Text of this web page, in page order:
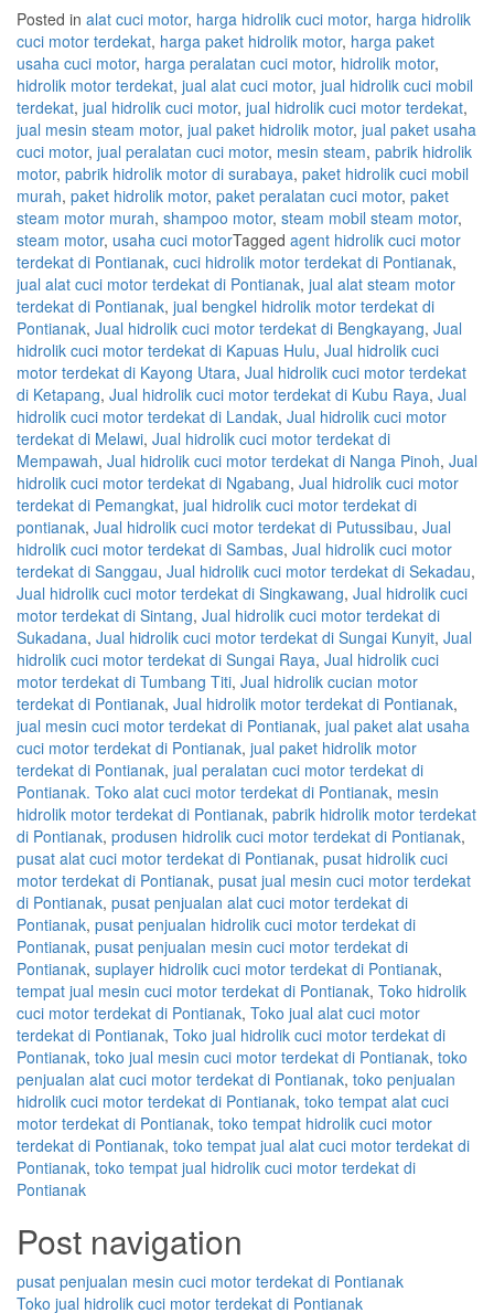
Posted in alat cuci motor, harga hidrolik cuci motor, harga hidrolik
cuci motor terdekat, harga paket hidrolik motor, harga paket
usaha cuci motor, harga peralatan cuci motor, hidrolik motor,
hidrolik motor terdekat, jual alat cuci motor, jual hidrolik cuci mobil
terdekat, jual hidrolik cuci motor, jual hidrolik cuci motor terdekat,
jual mesin steam motor, jual paket hidrolik motor, jual paket usaha
cuci motor, jual peralatan cuci motor, mesin steam, pabrik hidrolik
motor, pabrik hidrolik motor di surabaya, paket hidrolik cuci mobil
murah, paket hidrolik motor, paket peralatan cuci motor, paket
steam motor murah, shampoo motor, steam mobil steam motor,
steam motor, usaha cuci motorTagged agent hidrolik cuci motor
terdekat di Pontianak, cuci hidrolik motor terdekat di Pontianak,
jual alat cuci motor terdekat di Pontianak, jual alat steam motor
terdekat di Pontianak, jual bengkel hidrolik motor terdekat di
Pontianak, Jual hidrolik cuci motor terdekat di Bengkayang, Jual
hidrolik cuci motor terdekat di Kapuas Hulu, Jual hidrolik cuci
motor terdekat di Kayong Utara, Jual hidrolik cuci motor terdekat
di Ketapang, Jual hidrolik cuci motor terdekat di Kubu Raya, Jual
hidrolik cuci motor terdekat di Landak, Jual hidrolik cuci motor
terdekat di Melawi, Jual hidrolik cuci motor terdekat di
Mempawah, Jual hidrolik cuci motor terdekat di Nanga Pinoh, Jual
hidrolik cuci motor terdekat di Ngabang, Jual hidrolik cuci motor
terdekat di Pemangkat, jual hidrolik cuci motor terdekat di
pontianak, Jual hidrolik cuci motor terdekat di Putussibau, Jual
hidrolik cuci motor terdekat di Sambas, Jual hidrolik cuci motor
terdekat di Sanggau, Jual hidrolik cuci motor terdekat di Sekadau,
Jual hidrolik cuci motor terdekat di Singkawang, Jual hidrolik cuci
motor terdekat di Sintang, Jual hidrolik cuci motor terdekat di
Sukadana, Jual hidrolik cuci motor terdekat di Sungai Kunyit, Jual
hidrolik cuci motor terdekat di Sungai Raya, Jual hidrolik cuci
motor terdekat di Tumbang Titi, Jual hidrolik cucian motor
terdekat di Pontianak, Jual hidrolik motor terdekat di Pontianak,
jual mesin cuci motor terdekat di Pontianak, jual paket alat usaha
cuci motor terdekat di Pontianak, jual paket hidrolik motor
terdekat di Pontianak, jual peralatan cuci motor terdekat di
Pontianak. Toko alat cuci motor terdekat di Pontianak, mesin
hidrolik motor terdekat di Pontianak, pabrik hidrolik motor terdekat
di Pontianak, produsen hidrolik cuci motor terdekat di Pontianak,
pusat alat cuci motor terdekat di Pontianak, pusat hidrolik cuci
motor terdekat di Pontianak, pusat jual mesin cuci motor terdekat
di Pontianak, pusat penjualan alat cuci motor terdekat di
Pontianak, pusat penjualan hidrolik cuci motor terdekat di
Pontianak, pusat penjualan mesin cuci motor terdekat di
Pontianak, suplayer hidrolik cuci motor terdekat di Pontianak,
tempat jual mesin cuci motor terdekat di Pontianak, Toko hidrolik
cuci motor terdekat di Pontianak, Toko jual alat cuci motor
terdekat di Pontianak, Toko jual hidrolik cuci motor terdekat di
Pontianak, toko jual mesin cuci motor terdekat di Pontianak, toko
penjualan alat cuci motor terdekat di Pontianak, toko penjualan
hidrolik cuci motor terdekat di Pontianak, toko tempat alat cuci
motor terdekat di Pontianak, toko tempat hidrolik cuci motor
terdekat di Pontianak, toko tempat jual alat cuci motor terdekat di
Pontianak, toko tempat jual hidrolik cuci motor terdekat di
Pontianak
Post navigation
pusat penjualan mesin cuci motor terdekat di Pontianak
Toko jual hidrolik cuci motor terdekat di Pontianak